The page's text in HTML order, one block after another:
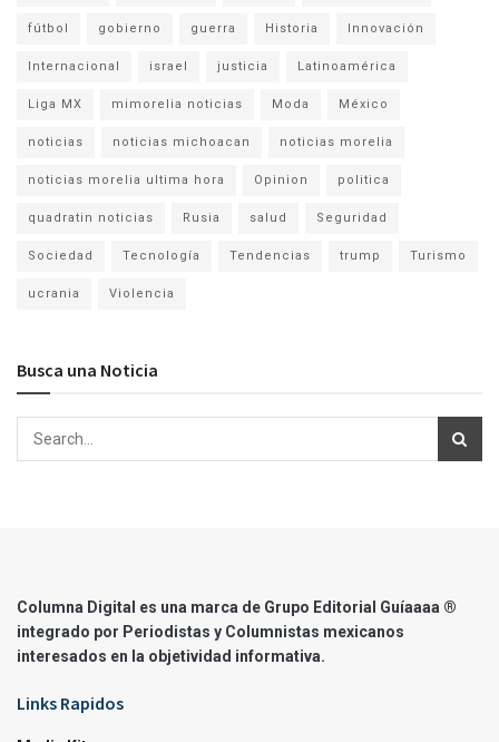
fútbol gobierno guerra Historia Innovación
Internacional israel justicia Latinoamérica
Liga MX mimorelia noticias Moda México
noticias noticias michoacan noticias morelia
noticias morelia ultima hora Opinion politica
quadratin noticias Rusia salud Seguridad
Sociedad Tecnología Tendencias trump Turismo
ucrania Violencia
Busca una Noticia
Columna Digital es una marca de Grupo Editorial Guíaaaa ®
integrado por Periodistas y Columnistas mexicanos
interesados en la objetividad informativa.
Links Rapidos